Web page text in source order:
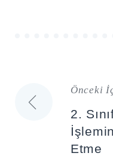
Yazı
gezinmesi
Önceki
2.
Etme